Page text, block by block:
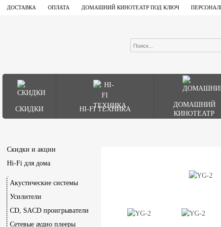
ДОСТАВКА ОПЛАТА ДОМАШНИЙ КИНОТЕАТР ПОД КЛЮЧ
СКИДКИ HI-FI ТЕХНИКА
ДОМАШНИЙ
КИНОТЕАТР
Скидки и акции
Hi-Fi для дома
Акустические системы
Усилители
CD, SACD проигрыватели
Сетевые аудио плееры